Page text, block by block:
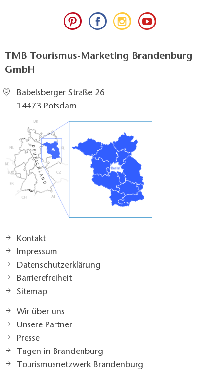
TMB Tourismus-Marketing Brandenburg
GmbH
Babelsberger Straße 26
14473 Potsdam
Kontakt
Impressum
Datenschutzerklärung
Barrierefreiheit
Sitemap
Wir über uns
Unsere Partner
Presse
Tagen in Brandenburg
Tourismusnetzwerk Brandenburg